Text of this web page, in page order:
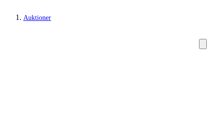
Auktioner